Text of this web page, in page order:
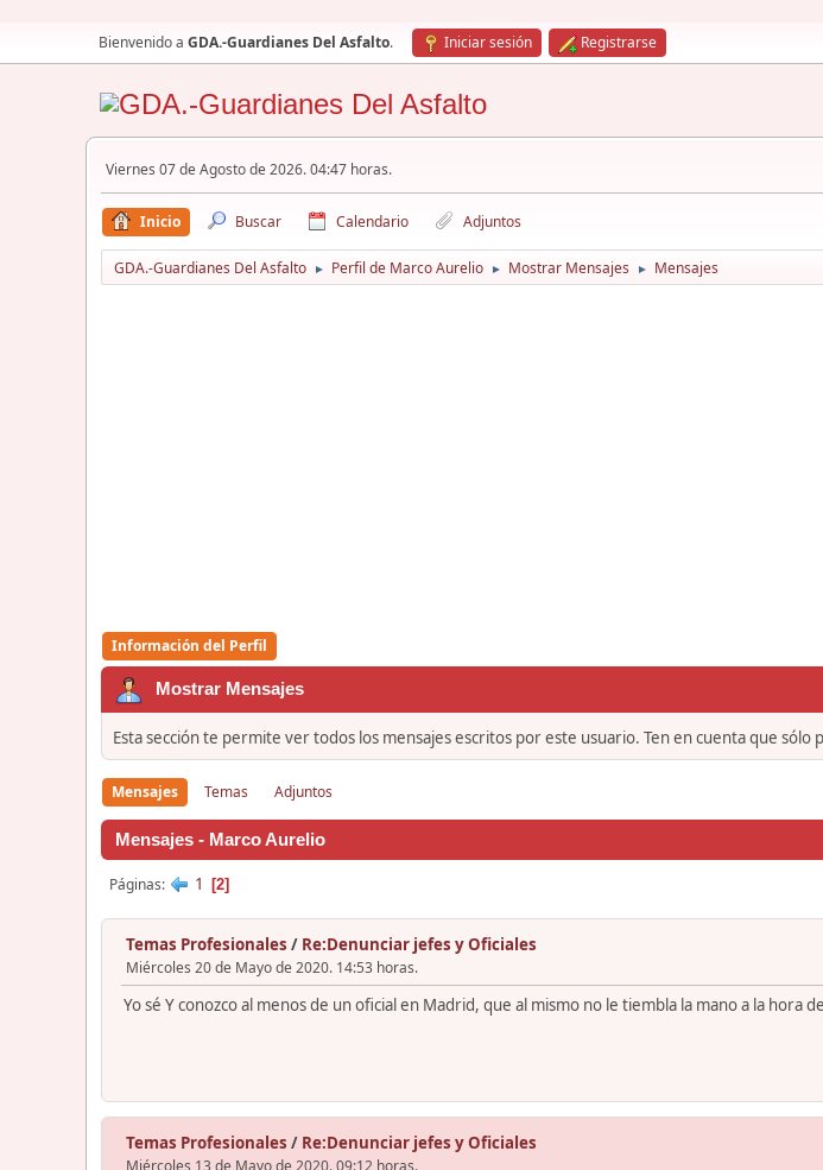
Bienvenido a GDA.-Guardianes Del Asfalto. Iniciar sesión Registrarse
Viernes 07 de Agosto de 2026. 04:47 horas.
Inicio Buscar Calendario Adjuntos
GDA.-Guardianes Del Asfalto ► Perfil de Marco Aurelio ► Mostrar Mensajes ► Mensajes
Información del Perfil
Mostrar Mensajes
Esta sección te permite ver todos los mensajes escritos por este usuario. Ten en cuenta que
Mensajes Temas Adjuntos
Mensajes - Marco Aurelio
Páginas 1 2
Temas Profesionales / Re:Denunciar jefes y Oficiales
Miércoles 20 de Mayo de 2020. 14:53 horas.
Yo sé Y conozco al menos de un oficial en Madrid, que al mismo no le tiembla la mano a la hora
Temas Profesionales / Re:Denunciar jefes y Oficiales
Miércoles 13 de Mayo de 2020. 09:12 horas.